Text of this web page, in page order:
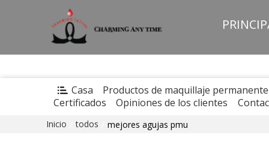
Casa Productos de maquillaje permanente
Certificados
Opiniones de los clientes
Inicio todos mejores agujas pmu